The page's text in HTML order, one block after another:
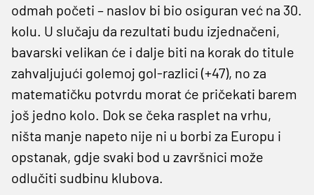
odmah početi – naslov bi bio osiguran već na 30.
kolu. U slučaju da rezultati budu izjednačeni,
bavarski velikan će i dalje biti na korak do titule
zahvaljujući golemoj gol-razlici (+47), no za
matematičku potvrdu morat će pričekati barem
još jedno kolo. Dok se čeka rasplet na vrhu,
ništa manje napeto nije ni u borbi za Europu i
opstanak, gdje svaki bod u završnici može
odlučiti sudbinu klubova.